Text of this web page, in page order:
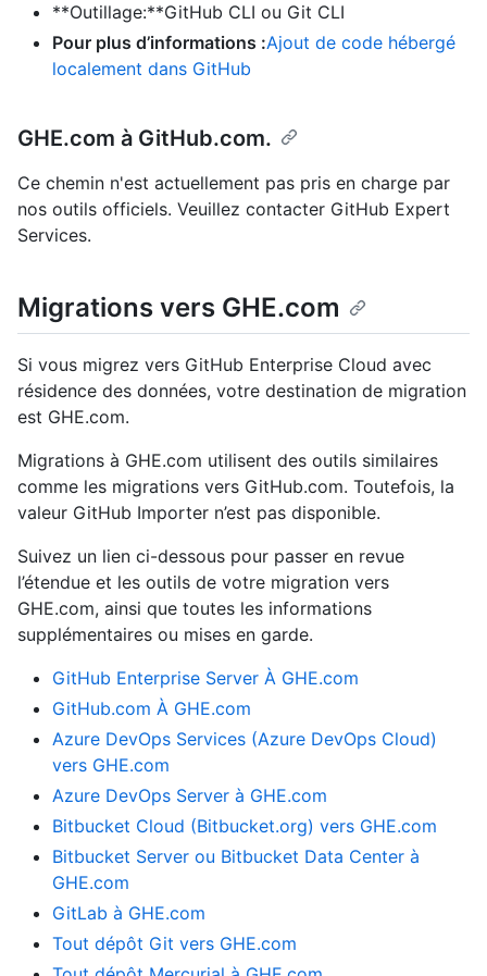
**Outillage:**GitHub CLI ou Git CLI
Pour plus d’informations :Ajout de code hébergé
localement dans GitHub
GHE.com à GitHub.com.
Ce chemin n'est actuellement pas pris en charge par
nos outils officiels. Veuillez contacter GitHub Expert
Services.
Migrations vers GHE.com
Si vous migrez vers GitHub Enterprise Cloud avec
résidence des données, votre destination de migration
est GHE.com.
Migrations à GHE.com utilisent des outils similaires
comme les migrations vers GitHub.com. Toutefois, la
valeur GitHub Importer n’est pas disponible.
Suivez un lien ci-dessous pour passer en revue
l’étendue et les outils de votre migration vers
GHE.com, ainsi que toutes les informations
supplémentaires ou mises en garde.
GitHub Enterprise Server À GHE.com
GitHub.com À GHE.com
Azure DevOps Services (Azure DevOps Cloud)
vers GHE.com
Azure DevOps Server à GHE.com
Bitbucket Cloud (Bitbucket.org) vers GHE.com
Bitbucket Server ou Bitbucket Data Center à
GHE.com
GitLab à GHE.com
Tout dépôt Git vers GHE.com